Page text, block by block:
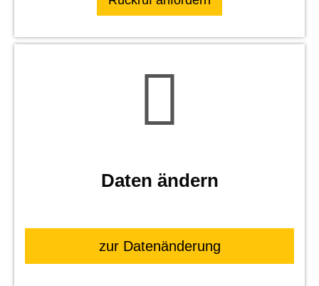
Daten ändern
zur Datenänderung